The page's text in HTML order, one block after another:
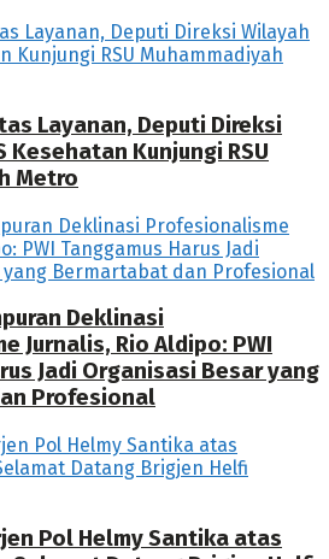
Layanan, Deputi Direksi
Kesehatan Kunjungi RSU
Metro
Deklinasi
Jurnalis, Rio Aldipo: PWI
Jadi Organisasi Besar yang
Profesional
Pol Helmy Santika atas